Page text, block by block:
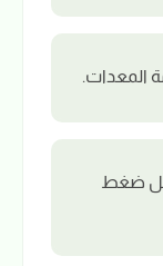
المعدات.
ضغط